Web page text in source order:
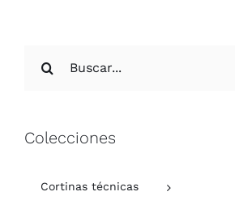
Colecciones
Cortinas técnicas